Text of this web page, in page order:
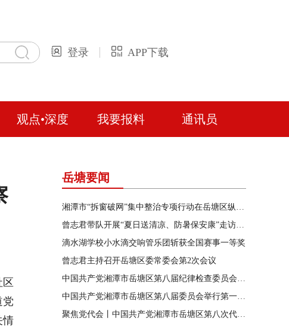
登录 APP下载
观点•深度 我要报料 通讯员
党
情
岳塘要闻
湘潭市“拆窗破网”集中整治专项行动在岳塘区纵深推进
曾志君带队开展“夏日送清凉、防暑保安康”走访慰问
滴水湖学校小水滴交响管乐团斩获全国赛事一等奖
曾志君主持召开岳塘区委常委会第2次会议
中国共产党湘潭市岳塘区第八届纪律检查委员会召开第一次全体会议
中国共产党湘潭市岳塘区第八届委员会举行第一次全体（扩大）会议
聚焦党代会丨中国共产党湘潭市岳塘区第八次代表大会胜利闭幕